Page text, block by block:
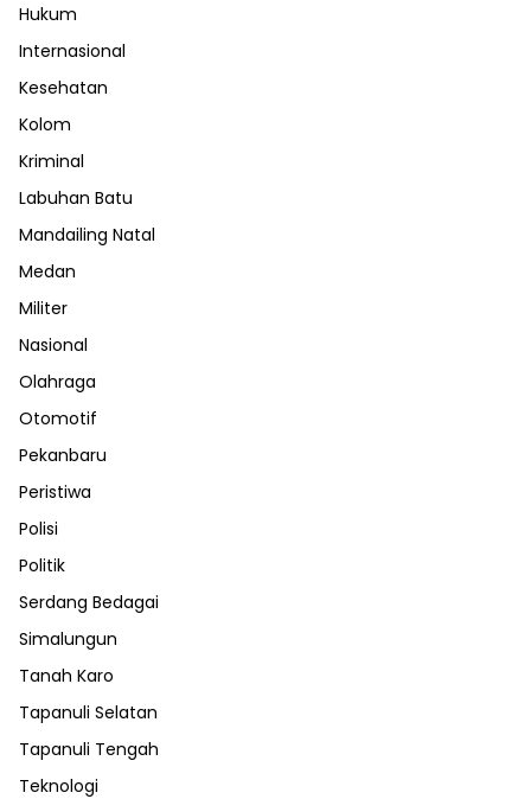
Hukum
Internasional
Kesehatan
Kolom
Kriminal
Labuhan Batu
Mandailing Natal
Medan
Militer
Nasional
Olahraga
Otomotif
Pekanbaru
Peristiwa
Polisi
Politik
Serdang Bedagai
Simalungun
Tanah Karo
Tapanuli Selatan
Tapanuli Tengah
Teknologi